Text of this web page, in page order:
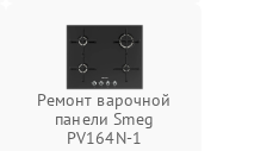
Ремонт варочной
панели Smeg
PV164N-1